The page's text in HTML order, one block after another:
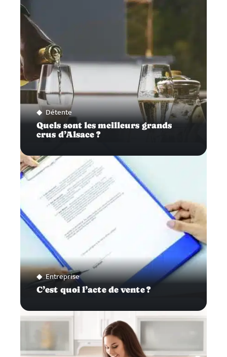
Détente
Quels sont les meilleurs grands
crus d’Alsace ?
Entreprise
C’est quoi l’acte de vente ?